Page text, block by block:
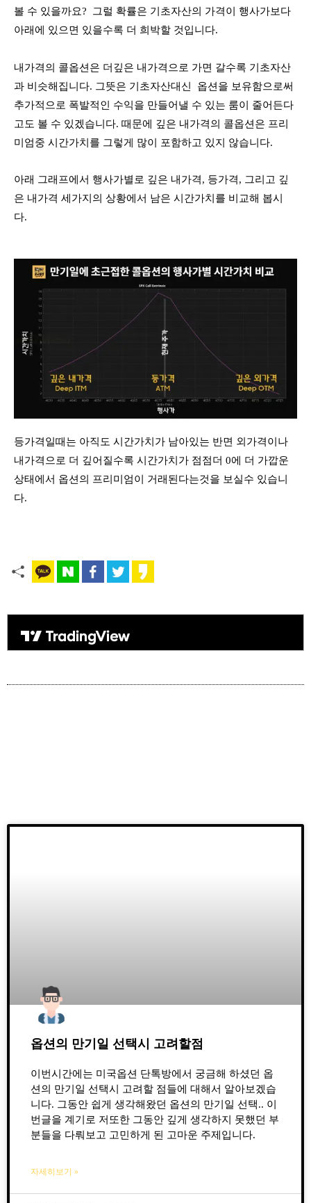
볼 수 있을까요? 그럴 확률은 기초자산의 가격이 행사가보다
아래에 있으면 있을수록 더 희박할 것입니다.
내가격의 콜옵션은 더깊은 내가격으로 가면 갈수록 기초자산
과 비슷해집니다. 그뜻은 기초자산대신 옵션을 보유함으로써
추가적으로 폭발적인 수익을 만들어낼 수 있는 룸이 줄어든다
고도 볼 수 있겠습니다. 때문에 깊은 내가격의 콜옵션은 프리
미엄중 시간가치를 그렇게 많이 포함하고 있지 않습니다.
아래 그래프에서 행사가별로 깊은 내가격, 등가격, 그리고 깊
은 내가격 세가지의 상황에서 남은 시간가치를 비교해 봅시
다.
등가격일때는 아직도 시간가치가 남아있는 반면 외가격이나
내가격으로 더 깊어질수록 시간가치가 점점더 0에 더 가깝운
상태에서 옵션의 프리미엄이 거래된다는것을 보실수 있습니
다.
옵션의 만기일 선택시 고려할점
이번시간에는 미국옵션 단톡방에서 궁금해 하셨던 옵
션의 만기일 선택시 고려할 점들에 대해서 알아보겠습
니다. 그동안 쉽게 생각해왔던 옵션의 만기일 선택.. 이
번글을 계기로 저또한 그동안 깊게 생각하지 못했던 부
분들을 다뤄보고 고민하게 된 고마운 주제입니다.
자세히보기 »